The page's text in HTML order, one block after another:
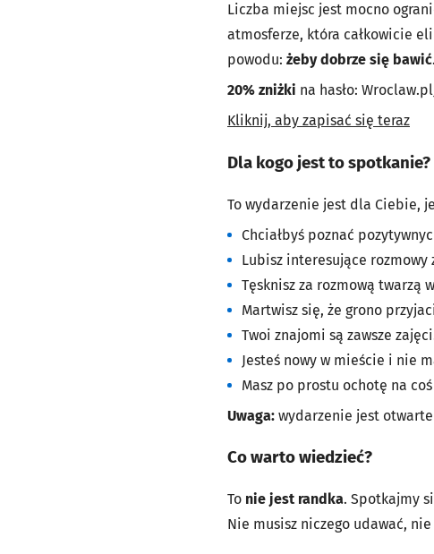
Liczba miejsc jest mocno
atmosferze, która całkowicie
powodu: żeby dobrze się bawić.
20% zniżki na hasło:
Kliknij, aby zapisać się teraz
Dla kogo jest to spotkanie?
To wydarzenie jest dla Ciebie,
Chciałbyś poznać
Lubisz interesujące
Tęsknisz za rozmową twarzą
Martwisz się, że grono
Twoi znajomi są zawsze
Jesteś nowy w mieście i nie
Masz po prostu ochotę na
Uwaga: wydarzenie jest
Co warto wiedzieć?
To nie jest randka. Spotkajmy
Nie musisz niczego udawać,